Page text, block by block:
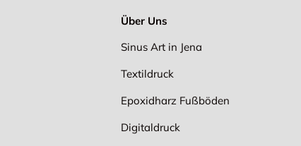
Über Uns
Sinus Art in Jena
Textildruck
Epoxidharz Fußböden
Digitaldruck